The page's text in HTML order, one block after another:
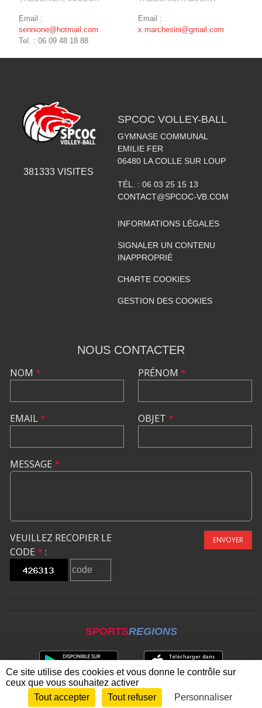
Email :
sennione@hotmail.com
Tel. : 06 09 48 18 88
Email :
x.marchesini@gmail.com
381333 VISITES
SPCOC VOLLEY-BALL
GYMNASE COMMUNAL
EMILIE FER
06480 LA COLLE SUR LOUP
TÉL. : 06 03 25 15 13
CONTACT@SPCOC-VB.COM
INFORMATIONS LÉGALES
SIGNALER UN CONTENU
INAPPROPRIÉ
CHARTE COOKIES
GESTION DES COOKIES
NOUS CONTACTER
NOM *
EMAIL*
PRÉNOM *
OBJET *
MESSAGE *
VEUILLEZ RECOPIER LE
CODE * :
ENVOYER
SPORTSREGIONS
Envie de participer ? CONNEXION
Ce site utilise des cookies et vous donne le contrôle sur
ceux que vous souhaitez activer
Tout accepter
Tout refuser Personnaliser